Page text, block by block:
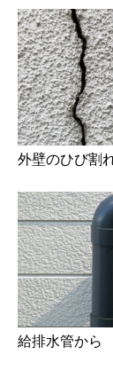
外壁のひび割
給排水管から